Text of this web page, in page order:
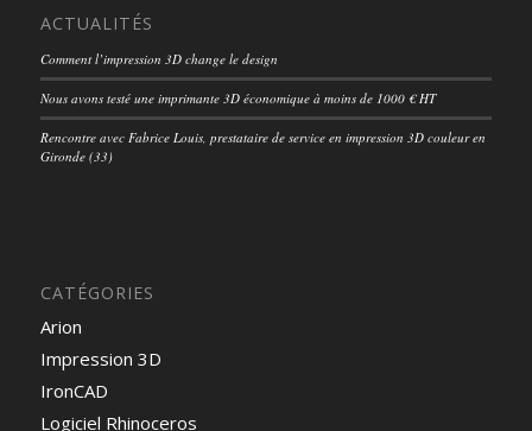
ACTUALITÉS
Comment l’impression 3D change le design
Nous avons testé une imprimante 3D économique à moins de 1000 € HT
Rencontre avec Fabrice Louis, prestataire de service en impression 3D couleur en
Gironde (33)
CATÉGORIES
Arion
Impression 3D
IronCAD
Logiciel Rhinoceros